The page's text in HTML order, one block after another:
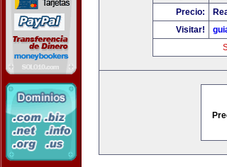
Precio:
Visitar!